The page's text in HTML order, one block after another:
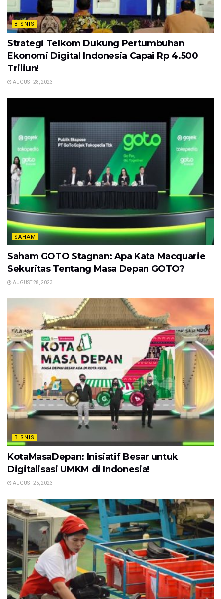
BISNIS
Strategi Telkom Dukung Pertumbuhan
Ekonomi Digital Indonesia Capai Rp 4.500
Triliun!
AUGUST 28, 2023
SAHAM
Saham GOTO Stagnan: Apa Kata Macquarie
Sekuritas Tentang Masa Depan GOTO?
AUGUST 28, 2023
BISNIS
KotaMasaDepan: Inisiatif Besar untuk
Digitalisasi UMKM di Indonesia!
AUGUST 26, 2023